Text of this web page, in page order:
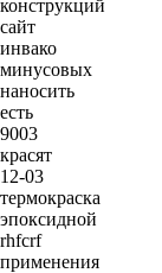
конструкций
сайт
инвако
минусовых
наносить
есть
9003
красят
12-03
термокраска
эпоксидной
rhfcrf
применения